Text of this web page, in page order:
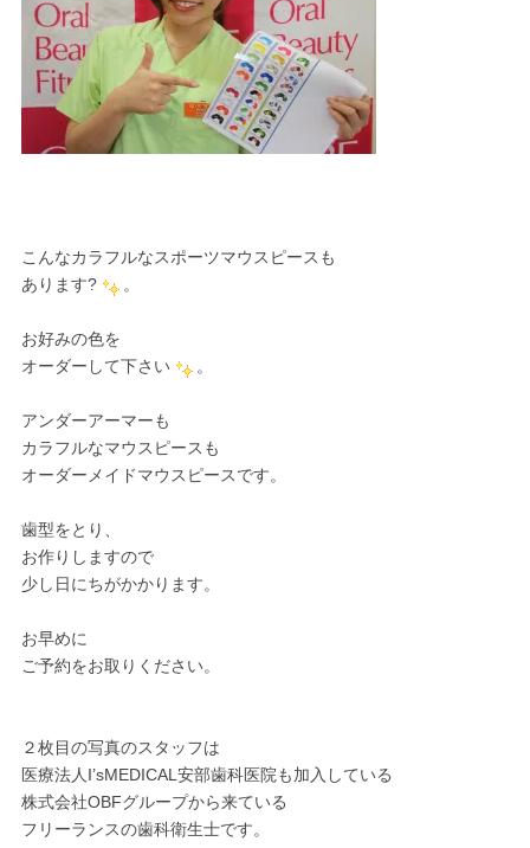
こんなカラフルなスポーツマウスピースも
あります?
。
お好みの色を
オーダーして下さい
。
アンダーアーマーも
カラフルなマウスピースも
オーダーメイドマウスピースです。
歯型をとり、
お作りしますので
少し日にちがかかります。
お早めに
ご予約をお取りください。
２枚目の写真のスタッフは
医療法人I’sMEDICAL安部歯科医院も加入している
株式会社OBFグループから来ている
フリーランスの歯科衛生士です。